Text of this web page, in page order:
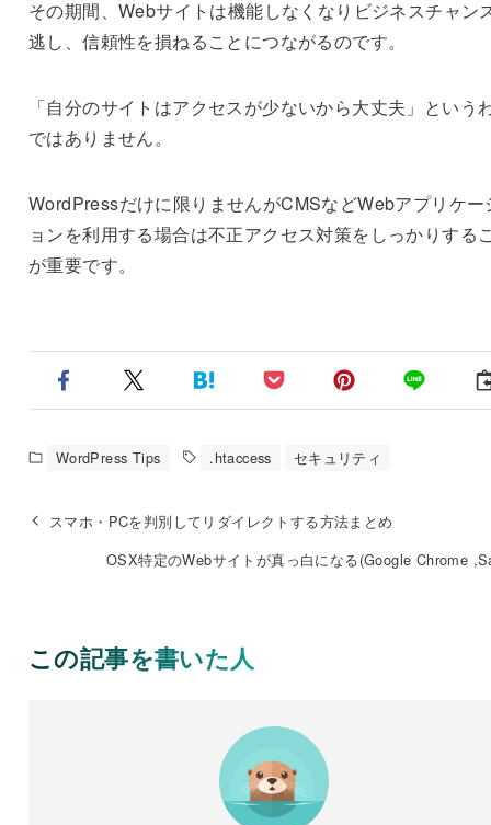
その期間、Webサイトは機能しなくなりビジネスチャン
逃し、信頼性を損ねることにつながるのです。
「自分のサイトはアクセスが少ないから大丈夫」という
ではありません。
WordPressだけに限りませんがCMSなどWebアプリケー
ョンを利用する場合は不正アクセス対策をしっかりする
が重要です。
WordPress Tips .htaccess セキュリティ
スマホ・PCを判別してリダイレクトする方法まとめ
OSX特定のWebサイトが真っ白になる(Google Chrome
この記事を書いた人